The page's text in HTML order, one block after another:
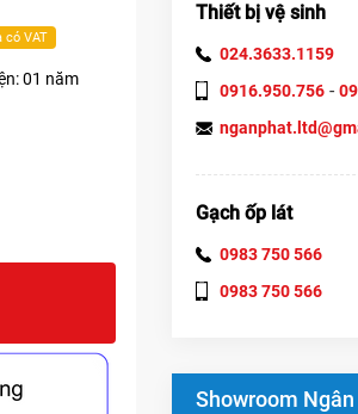
có VAT
01 năm
Thiết bị vệ sinh
024.3633.1159
0916.950.756 -
Gạch ốp lát
0983 750 566
0983 750 566
Showroom